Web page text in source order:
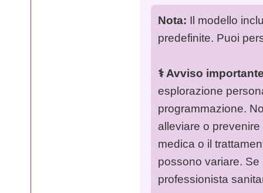
Nota: Il modello
predefinite. Puoi
⚕️ Avviso
esplorazione
programmazione.
alleviare o
medica o il
possono variare.
professionista